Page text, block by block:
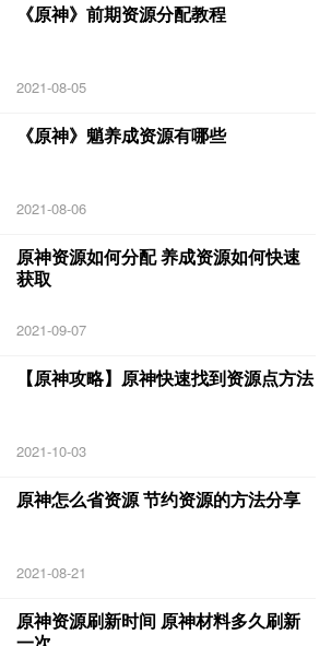
《原神》前期资源分配教程
2021-08-05
《原神》魈养成资源有哪些
2021-08-06
原神资源如何分配 养成资源如何快速
获取
2021-09-07
【原神攻略】原神快速找到资源点方法
2021-10-03
原神怎么省资源 节约资源的方法分享
2021-08-21
原神资源刷新时间 原神材料多久刷新